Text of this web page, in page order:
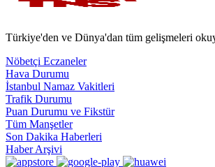
Türkiye'den ve Dünya'dan tüm gelişmeleri
Nöbetçi Eczaneler
Hava Durumu
İstanbul Namaz Vakitleri
Trafik Durumu
Puan Durumu ve Fikstür
Tüm Manşetler
Son Dakika Haberleri
Haber Arşivi